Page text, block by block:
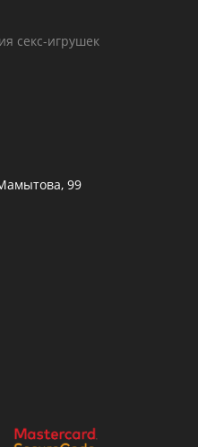
секс-игрушек
99